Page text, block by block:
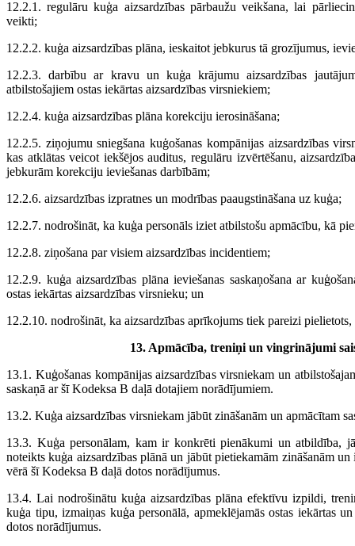
12.2.1. regulāru kuģa aizsardzības pārbaužu veikšana, lai
veikti;
12.2.2. kuģa aizsardzības plāna, ieskaitot jebkurus tā grozījumus,
12.2.3. darbību ar kravu un kuģa krājumu aizsardzības
atbilstošajiem ostas iekārtas aizsardzības virsniekiem;
12.2.4. kuģa aizsardzības plāna korekciju ierosināšana;
12.2.5. ziņojumu sniegšana kuģošanas kompānijas aizsardzības
kas atklātas veicot iekšējos auditus, regulāru izvērtēšanu,
jebkurām korekciju ieviešanas darbībām;
12.2.6. aizsardzības izpratnes un modrības paaugstināšana uz kuģa;
12.2.7. nodrošināt, ka kuģa personāls iziet atbilstošu apmācību, kā
12.2.8. ziņošana par visiem aizsardzības incidentiem;
12.2.9. kuģa aizsardzības plāna ieviešanas saskaņošana ar
ostas iekārtas aizsardzības virsnieku; un
12.2.10. nodrošināt, ka aizsardzības aprīkojums tiek pareizi
13. Apmācība, treniņi un vingrinājumi
13.1. Kuģošanas kompānijas aizsardzības virsniekam un
saskaņā ar šī Kodeksa B daļā dotajiem norādījumiem.
13.2. Kuģa aizsardzības virsniekam jābūt zināšanām un apmācītam
13.3. Kuģa personālam, kam ir konkrēti pienākumi un atbildība,
noteikts kuģa aizsardzības plānā un jābūt pietiekamām zināšanām
vērā šī Kodeksa B daļā dotos norādījumus.
13.4. Lai nodrošinātu kuģa aizsardzības plāna efektīvu izpildi,
kuģa tipu, izmaiņas kuģa personālā, apmeklējamās ostas iekārtas
dotos norādījumus.